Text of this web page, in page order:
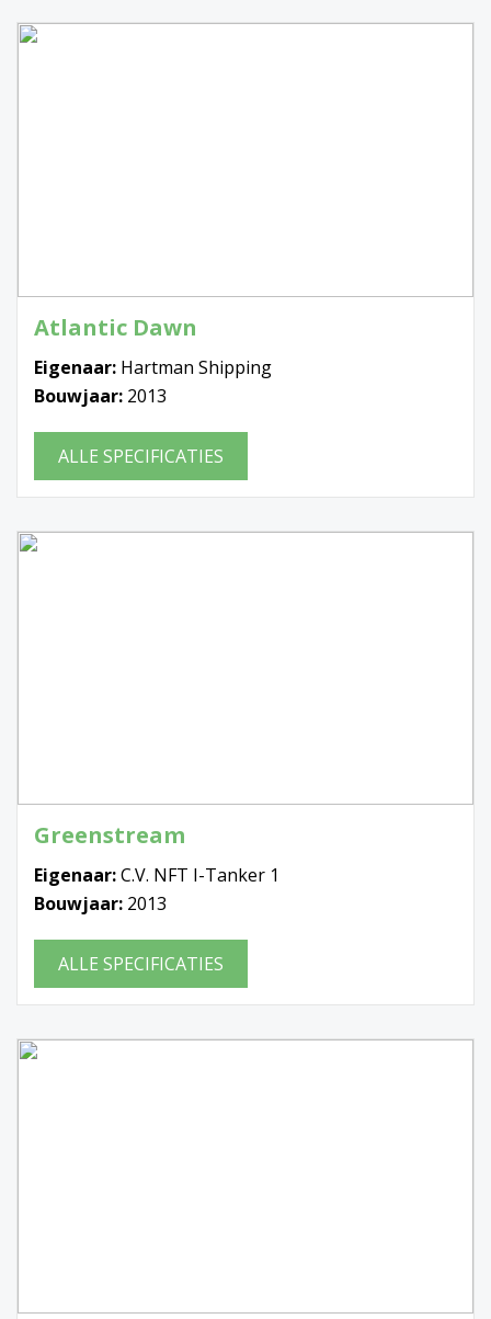
Atlantic Dawn
Eigenaar: Hartman Shipping
Bouwjaar: 2013
ALLE SPECIFICATIES
Greenstream
Eigenaar:C.V. NFT I-Tanker 1
Bouwjaar: 2013
ALLE SPECIFICATIES